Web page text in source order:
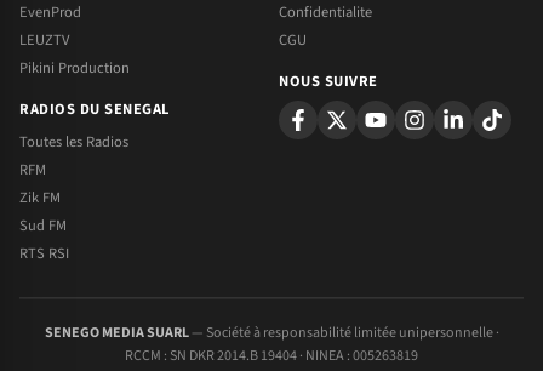
EvenProd
LEUZTV
Pikini Production
RADIOS DU SENEGAL
Toutes les Radios
RFM
Zik FM
Sud FM
RTS RSI
Confidentialite
CGU
NOUS SUIVRE
SENEGO MEDIA SUARL— Société à responsabilité limitée unipersonnelle ·
RCCM : SN DKR 2014.B 19404 · NINEA : 005263819